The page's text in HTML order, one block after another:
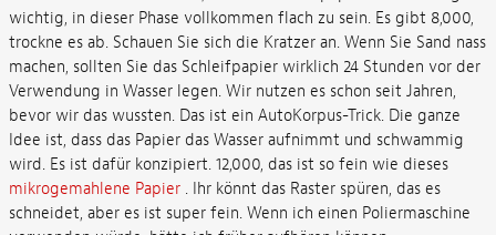
wichtig, in dieser Phase vollkommen flach zu sein. Es gibt 8,000,
trockne es ab. Schauen Sie sich die Kratzer an. Wenn Sie Sand nass
machen, sollten Sie das Schleifpapier wirklich 24 Stunden vor der
Verwendung in Wasser legen. Wir nutzen es schon seit Jahren,
bevor wir das wussten. Das ist ein AutoKorpus-Trick. Die ganze
Idee ist, dass das Papier das Wasser aufnimmt und schwammig
wird. Es ist dafür konzipiert. 12,000, das ist so fein wie dieses
mikrogemahlene Papier. Ihr könnt das Raster spüren, das es
schneidet, aber es ist super fein. Wenn ich einen Poliermaschine